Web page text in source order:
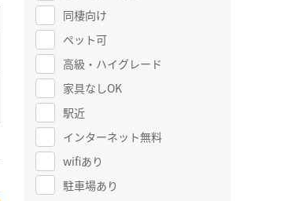
同棲向け
ペット可
高級・ハイグレード
家具なしOK
駅近
インターネット無料
wifiあり
駐車場あり